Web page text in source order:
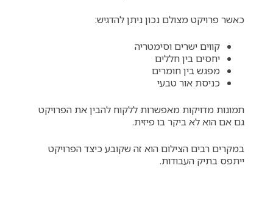
כאשר פרויקט מצולם נכון ניתן להדגיש:
קווים ישרים וסימטריה
יחסים בין חללים
מפגש בין חומרים
כניסת אור טבעי
תמונות מדויקות מאפשרות ללקוח להבין את הפרויקט
גם אם הוא לא ביקר בו פיזית.
במקרים רבים הצילום הוא זה שקובע כיצד הפרויקט
ייתפס בתיק העבודות.